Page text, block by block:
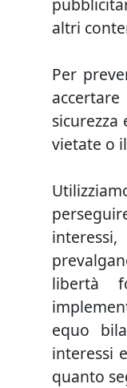
altri
Per
vietate o
libertà
equo
interessi
quanto